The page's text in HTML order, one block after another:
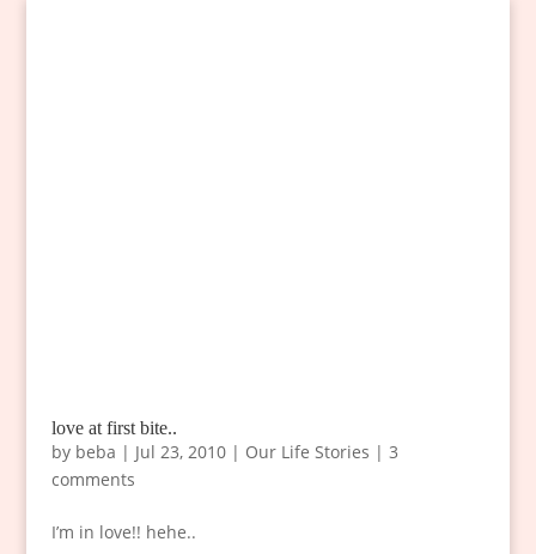
love at first bite..
by beba | Jul 23, 2010| Our Life Stories | 3
comments
I’m in love!! hehe..